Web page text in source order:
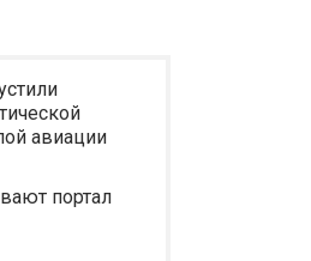
авиации
портал